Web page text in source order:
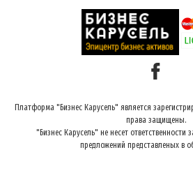
Платформа "Бизнес Карусель" является
права защищены.
"Бизнес Карусель" не несет ответственности
предложений представленых в